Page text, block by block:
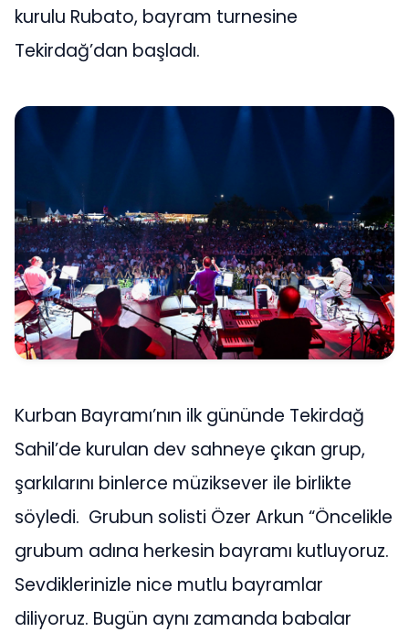
kurulu Rubato, bayram turnesine
Tekirdağ’dan başladı.
Kurban Bayramı’nın ilk gününde Tekirdağ
Sahil’de kurulan dev sahneye çıkan grup,
şarkılarını binlerce müziksever ile birlikte
söyledi. Grubun solisti Özer Arkun “Öncelikle
grubum adına herkesin bayramı kutluyoruz.
Sevdiklerinizle nice mutlu bayramlar
diliyoruz. Bugün aynı zamanda babalar